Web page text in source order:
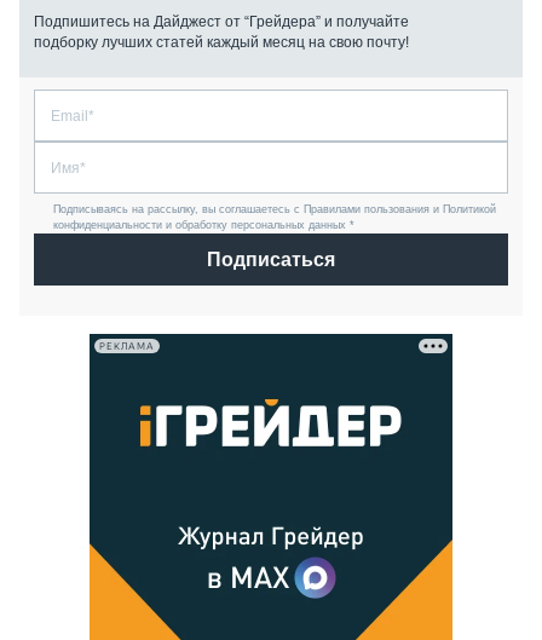
Подпишитесь на Дайджест от “Грейдера” и получайте
подборку лучших статей каждый месяц на свою почту!
Подписываясь на рассылку, вы соглашаетесь с Правилами пользования и Политикой
конфиденциальности и обработку персональных данных *
Подписаться
РЕКЛАМА